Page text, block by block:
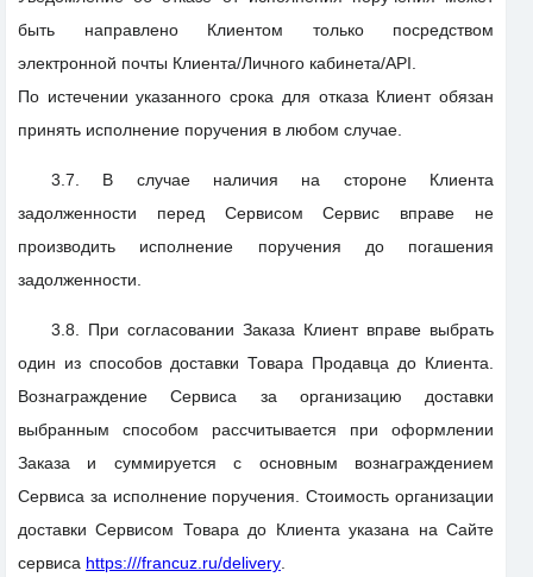
быть направлено Клиентом только посредством
электронной почты Клиента/Личного кабинета/API.
По истечении указанного срока для отказа Клиент обязан
принять исполнение поручения в любом случае.
3.7. В случае наличия на стороне Клиента
задолженности перед Сервисом Сервис вправе не
производить исполнение поручения до погашения
задолженности.
3.8. При согласовании Заказа Клиент вправе выбрать
один из способов доставки Товара Продавца до Клиента.
Вознаграждение Сервиса за организацию доставки
выбранным способом рассчитывается при оформлении
Заказа и суммируется с основным вознаграждением
Сервиса за исполнение поручения. Стоимость организации
доставки Сервисом Товара до Клиента указана на Сайте
сервиса https:///francuz.ru/delivery